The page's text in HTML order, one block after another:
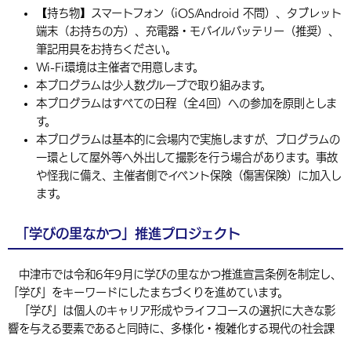
【持ち物】スマートフォン（iOS/Android 不問）、タブレット
端末（お持ちの方）、充電器・モバイルバッテリー（推奨）、
筆記用具をお持ちください。
Wi-Fi環境は主催者で用意します。
本プログラムは少人数グループで取り組みます。
本プログラムはすべての日程（全4回）への参加を原則としま
す。
本プログラムは基本的に会場内で実施しますが、プログラムの
一環として屋外等へ外出して撮影を行う場合があります。事故
や怪我に備え、主催者側でイベント保険（傷害保険）に加入し
ます。
「学びの里なかつ」推進プロジェクト
中津市では令和6年9月に学びの里なかつ推進宣言条例を制定し、
「学び」をキーワードにしたまちづくりを進めています。
「学び」は個人のキャリア形成やライフコースの選択に大きな影
響を与える要素であると同時に、多様化・複雑化する現代の社会課